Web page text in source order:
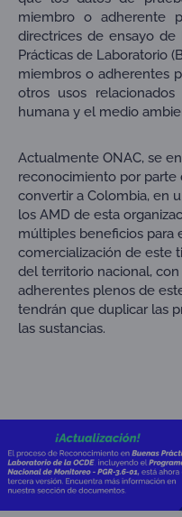
miembro o adherente
directrices de ensayo de
Prácticas de Laboratorio
miembros o adherentes
otros usos
humana y el medio
Actualmente ONAC, se
reconocimiento por parte
convertir a Colombia, en
los AMD de esta
múltiples beneficios para
comercialización de este
del territorio nacional,
adherentes plenos de
tendrán que duplicar las
las sustancias.